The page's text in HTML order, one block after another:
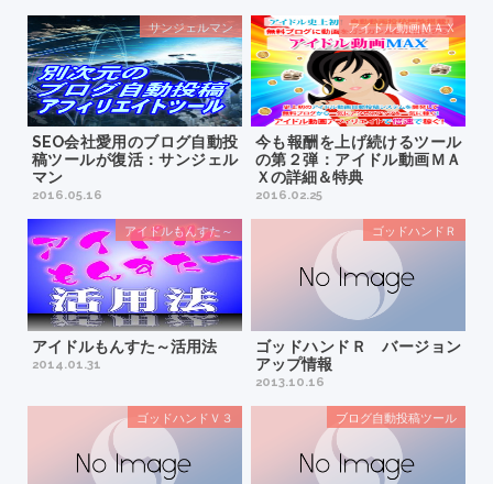
SEO会社愛用のブログ自動投
稿ツールが復活：サンジェル
マン
2016.05.16
サンジェルマン
今も報酬を上げ続けるツール
の第２弾：アイドル動画ＭＡ
Ｘの詳細＆特典
2016.02.25
アイドル動画ＭＡＸ
アイドルもんすた～活用法
2014.01.31
アイドルもんすた～
ゴッドハンドＲ バージョン
アップ情報
2013.10.16
ゴッドハンドＲ
ゴッドハンドＶ３ ブログ自動投稿ツール